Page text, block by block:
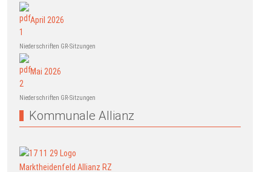
April 2026
Niederschriften GR-Sitzungen
Mai 2026
Niederschriften GR-Sitzungen
Kommunale Allianz